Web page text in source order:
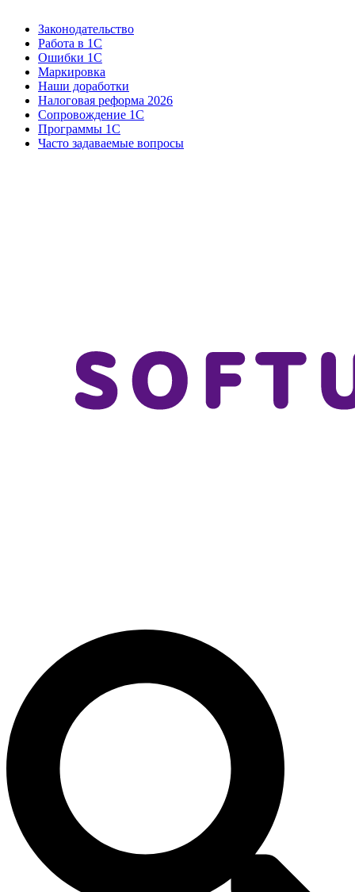
Законодательство
Работа в 1С
Ошибки 1С
Маркировка
Наши доработки
Налоговая реформа 2026
Сопровождение 1С
Программы 1С
Часто задаваемые вопросы